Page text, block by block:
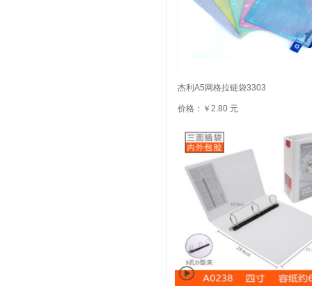
杰利A5网格拉链袋3303
价格：￥2.80 元